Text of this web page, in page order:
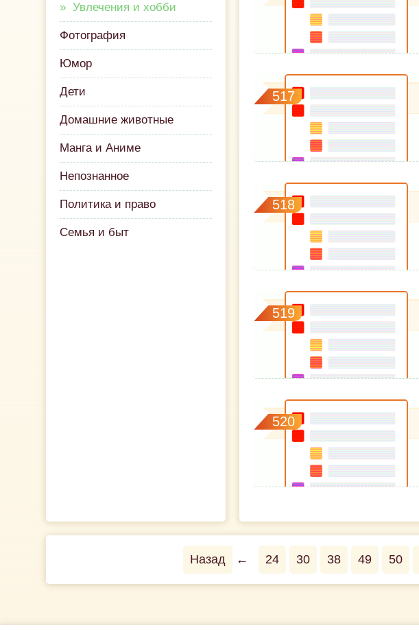
Увлечения и хобби
Фотография
Юмор
Дети
Домашние животные
Манга и Аниме
Непознанное
Политика и право
Семья и быт
517
518
519
520
Назад ← 24 30 38 49 50